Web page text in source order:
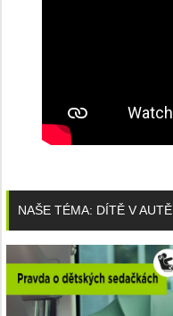
NAŠE TÉMA: DÍTĚ V AUTĚ